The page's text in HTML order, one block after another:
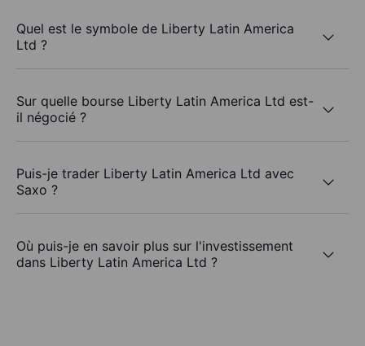
Quel est le symbole de Liberty Latin America
Ltd ?
Sur quelle bourse Liberty Latin America Ltd est-
il négocié ?
Puis-je trader Liberty Latin America Ltd avec
Saxo ?
Où puis-je en savoir plus sur l'investissement
dans Liberty Latin America Ltd ?